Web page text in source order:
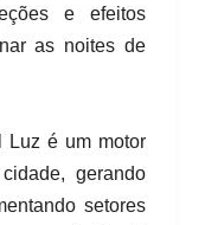
e efeitos
as noites de
Luz é um motor
gerando
setores